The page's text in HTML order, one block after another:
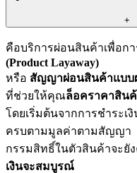
+
คือบริการผ่อนสินค้าเพื่อก
(Product Layaway)
หรือ สัญญาผ่อนสินค้าแบบ
ที่ช่วยให้คุณล็อคราคาสิน
โดยเริ่มต้นจากการชำระเ
ครบตามมูลค่าตามสัญญา
กรรมสิทธิ์ในตัวสินค้าจะยั
เงินจะสมบูรณ์